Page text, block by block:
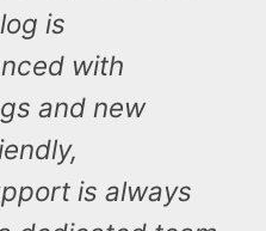
is
with
and new
is always